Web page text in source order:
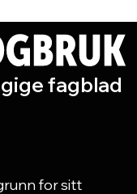
fagblad
for sitt